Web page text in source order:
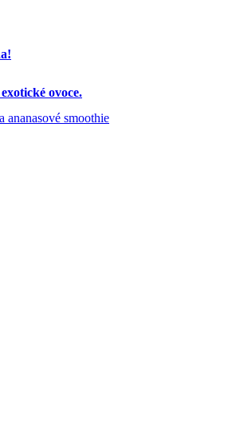
ovoce.